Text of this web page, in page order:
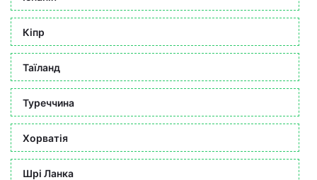
Кіпр
Таїланд
Туреччина
Хорватія
Шрі Ланка